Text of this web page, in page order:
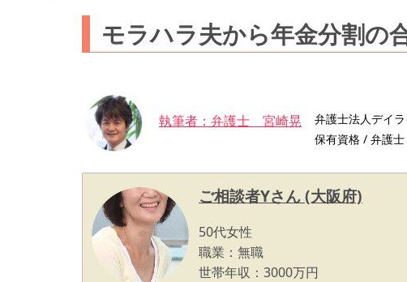
モラハラ夫から年金分割の
執筆者：弁護士 宮崎晃
弁護士法人デイ
保有資格 / 弁護
ご相談者Yさん (大阪府)
50代女性
職業：無職
世帯年収：3000万円